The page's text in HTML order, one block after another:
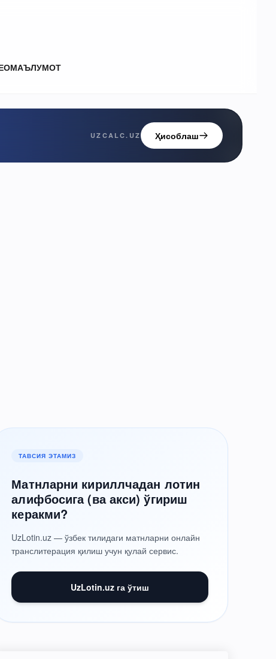
МАЪЛУМОТ
UZCALC.UZ Ҳисоблаш
ТАВСИЯ ЭТАМИЗ
Матнларни кириллчадан лотин
алифбосига (ва акси) ўгириш
керакми?
UzLotin.uz — ўзбек тилидаги матнларни онлайн
транслитерация қилиш учун қулай сервис.
UzLotin.uz га ўтиш